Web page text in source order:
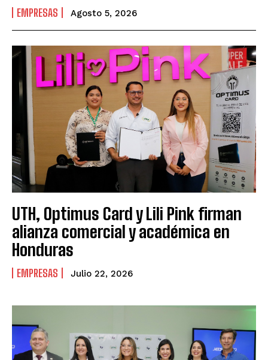
EMPRESAS Agosto 5, 2026
UTH, Optimus Card y Lili Pink firman
alianza comercial y académica en
Honduras
EMPRESAS Julio 22, 2026